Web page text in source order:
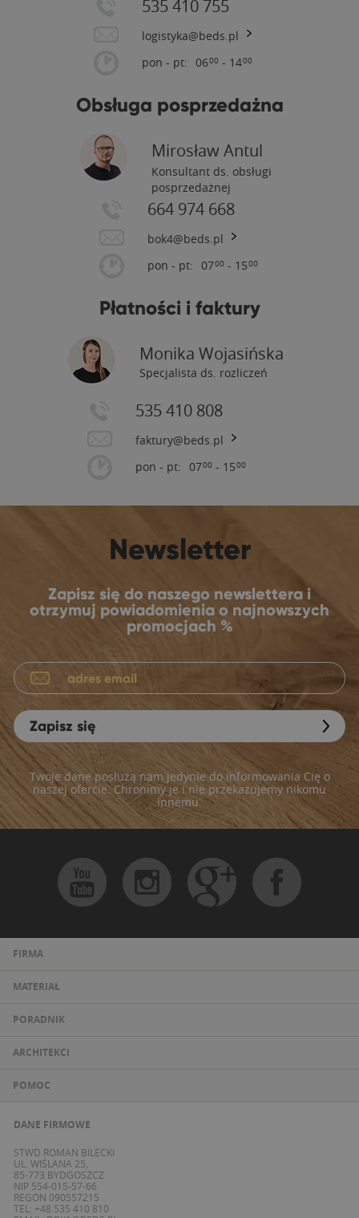
535 410 755
logistyka@beds.pl
pon - pt: 0600 - 1400
Obsługa posprzedażna
Mirosław Antul
Konsultant ds. obsługi
posprzedażnej
664 974 668
bok4@beds.pl
pon - pt: 0700 - 1500
Płatności i faktury
Monika Wojasińska
Specjalista ds. rozliczeń
535 410 808
faktury@beds.pl
pon - pt: 0700 - 1500
Newsletter
Zapisz się do naszego newslettera i
otrzymuj powiadomienia o najnowszych
promocjach %
Zapisz się
Twoje dane posłużą nam jedynie do informowania Cię o
naszej ofercie. Chronimy je i nie przekazujemy nikomu
innemu.
FIRMA
MATERIAŁ
PORADNIK
ARCHITEKCI
POMOC
DANE FIRMOWE
STWD ROMAN BILECKI
UL. WIŚLANA 25,
85-773 BYDGOSZCZ
NIP 554-015-57-66
REGON 090557215
TEL: +48 535 410 810